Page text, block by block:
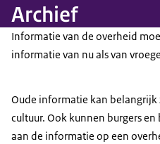
Archief
Informatie van de overheid
informatie van nu als van
Oude informatie kan belangrijk
cultuur. Ook kunnen burgers
aan de informatie op een